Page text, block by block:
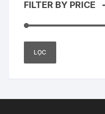
FILTER BY PRICE
LỌC